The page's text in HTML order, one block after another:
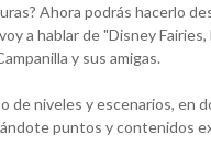
Ahora podrás hacerlo
a hablar de "Disney
y sus amigas.
de niveles y escenarios, en
puntos y contenidos